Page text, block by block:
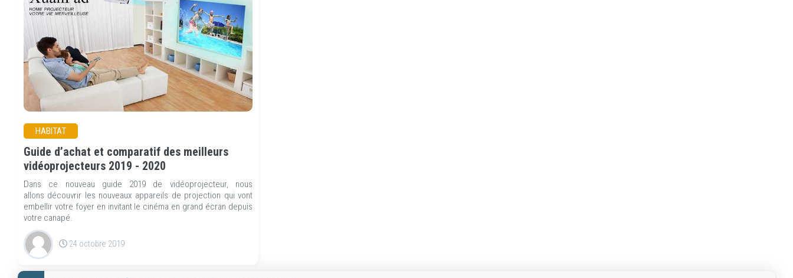
HABITAT
Guide d’achat et comparatif des meilleurs
vidéoprojecteurs 2019 - 2020
Dans ce nouveau guide 2019 de vidéoprojecteur, nous
allons découvrir les nouveaux appareils de projection qui vont
embellir votre foyer en invitant le cinéma en grand écran depuis
votre canapé.
24 octobre 2019